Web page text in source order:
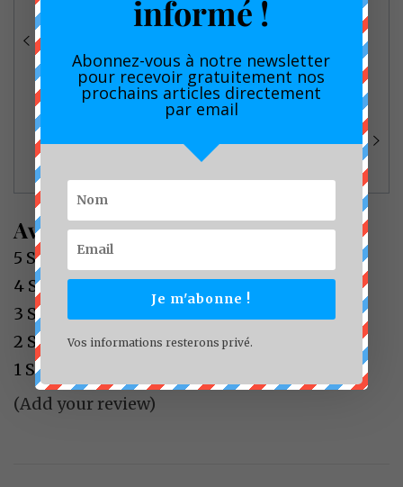
de
l’article
Les Boissons du Cameroun soutiennent
Plantain 2024 .
Ossp-Cmr : Un projet pour renforcer la
Résilience des Entreprises
Camerounaises soutenu par le PNUD.
Average Rating
5 Star
4 Star
0%
3 Star
2 Star
1 Star
(Add your review)
informé !
Abonnez-vous à notre newsletter
pour recevoir gratuitement nos
prochains articles directement
par email
Je m'abonne !
Vos informations resterons privé.